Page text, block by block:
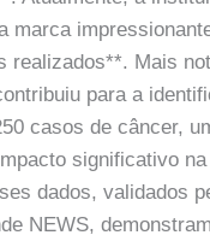
marca
realizados**. Mais
para a
casos de câncer,
significativo
dados, validados
NEWS,